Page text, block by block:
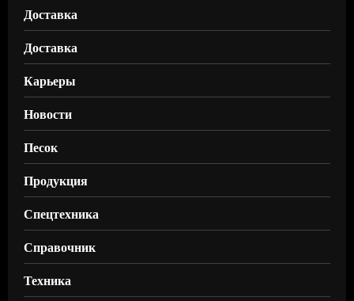
Доставка
Доставка
Карьеры
Новости
Песок
Продукция
Спецтехника
Справочник
Техника